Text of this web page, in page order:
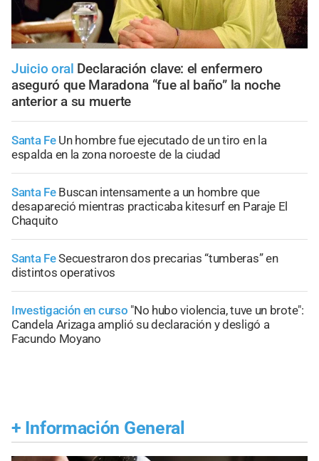
Juicio oral Declaración clave: el enfermero
aseguró que Maradona “fue al baño” la noche
anterior a su muerte
Santa Fe Un hombre fue ejecutado de un tiro en la
espalda en la zona noroeste de la ciudad
Santa Fe Buscan intensamente a un hombre que
desapareció mientras practicaba kitesurf en Paraje El
Chaquito
Santa FeSecuestraron dos precarias “tumberas” en
distintos operativos
Investigación en curso "No hubo violencia, tuve un brote":
Candela Arizaga amplió su declaración y desligó a
Facundo Moyano
+ Información General